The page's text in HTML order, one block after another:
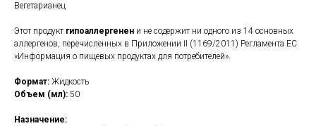
Вегетарианец
Этот продукт гипоаллергенен и не содержит ни одного из 14 основных
аллергенов, перечисленных в Приложении II (1169/2011) Регламента ЕС
«Информация о пищевых продуктах для потребителей».
Формат: Жидкость
Объем (мл): 50
Назначение: